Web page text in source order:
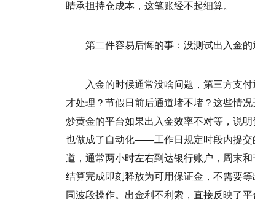
睛承担持仓成本，这笔账经不起细算。
第二件容易后悔的事：没测试出入金的
入金的时候通常没啥问题，第三方支
才处理？节假日前后通道堵不堵？这些情
炒黄金的平台如果出入金效率不对等，说
也做成了自动化——工作日规定时段内提交
道，通常两小时左右到达银行账户，周末
结算完成即刻释放为可用保证金，不需要
同波段操作。出金利不利索，直接反映了